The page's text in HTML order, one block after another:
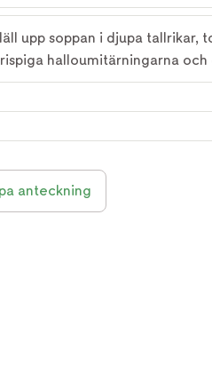
upp soppan i djupa tallrikar,
halloumitärningarna
anteckning